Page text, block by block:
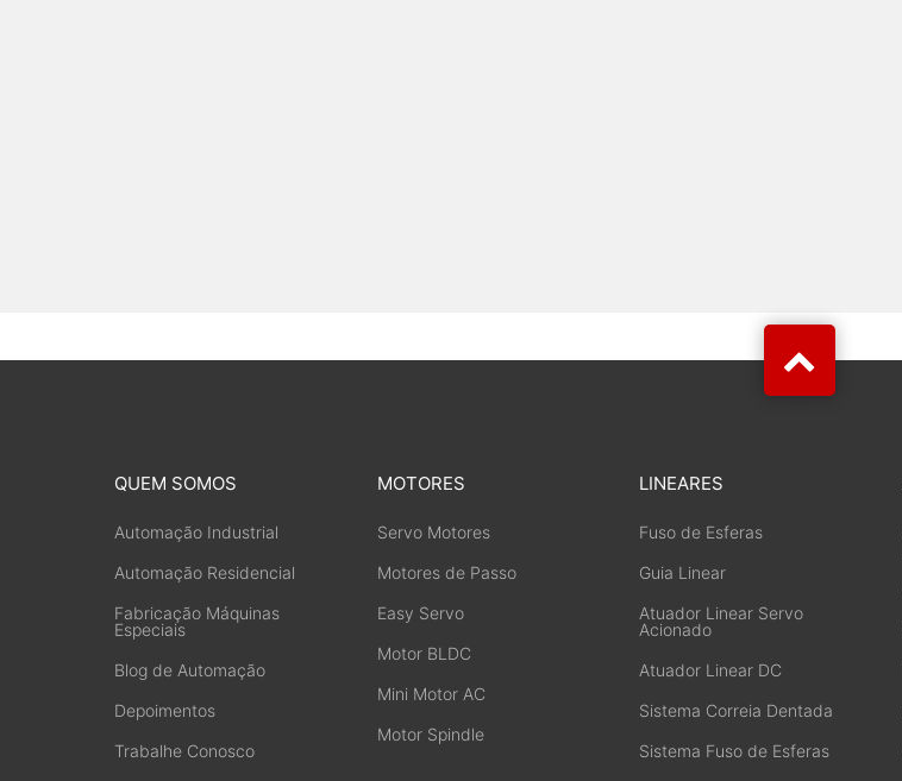
QUEM SOMOS
Automação Industrial
Automação Residencial
Fabricação Máquinas
Especiais
Blog de Automação
Depoimentos
Trabalhe Conosco
MOTORES
Servo Motores
Motores de Passo
Easy Servo
Motor BLDC
Mini Motor AC
Motor Spindle
LINEARES
Fuso de Esferas
Guia Linear
Atuador Linear Servo
Acionado
Atuador Linear DC
Sistema Correia Dentada
Sistema Fuso de Esferas